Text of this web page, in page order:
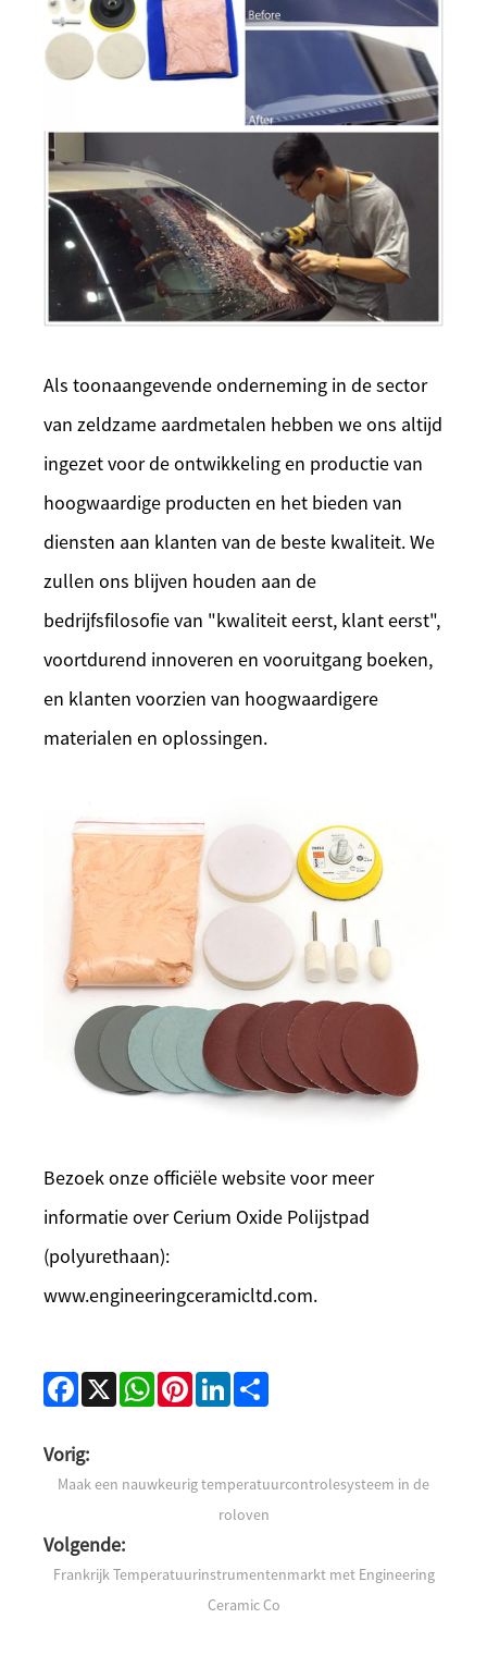
Als toonaangevende onderneming in de sector
van zeldzame aardmetalen hebben we ons altijd
ingezet voor de ontwikkeling en productie van
hoogwaardige producten en het bieden van
diensten aan klanten van de beste kwaliteit. We
zullen ons blijven houden aan de
bedrijfsfilosofie van "kwaliteit eerst, klant eerst",
voortdurend innoveren en vooruitgang boeken,
en klanten voorzien van hoogwaardigere
materialen en oplossingen.
Bezoek onze officiële website voor meer
informatie over Cerium Oxide Polijstpad
(polyurethaan):
www.engineeringceramicltd.com.
Facebook
X WhatsAppPinterestLinkedIn
Vorig:
Maak een nauwkeurig temperatuurcontrolesysteem in de
roloven
Volgende:
Frankrijk Temperatuurinstrumentenmarkt met Engineering
Ceramic Co